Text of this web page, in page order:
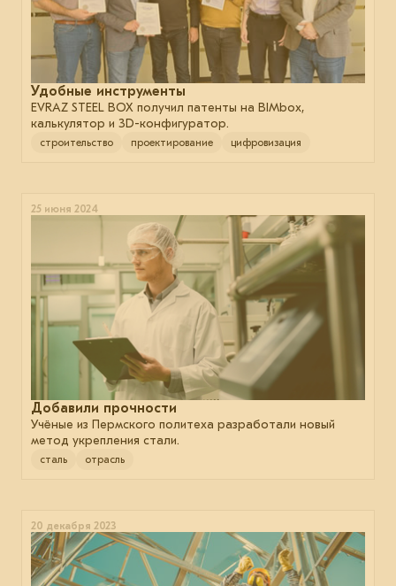
Удобные инструменты
EVRAZ STEEL BOX получил патенты на BIMbox,
калькулятор и 3D-конфигуратор.
строительство проектирование цифровизация
25 июня 2024
Добавили прочности
Учёные из Пермского политеха разработали новый
метод укрепления стали.
сталь отрасль
20 декабря 2023